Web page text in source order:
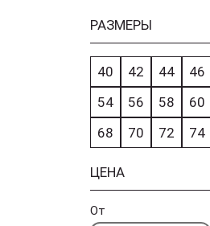
РАЗМЕРЫ
40 42 44 46
54
56 58 60
68
70 72 74
ЦЕНА
От